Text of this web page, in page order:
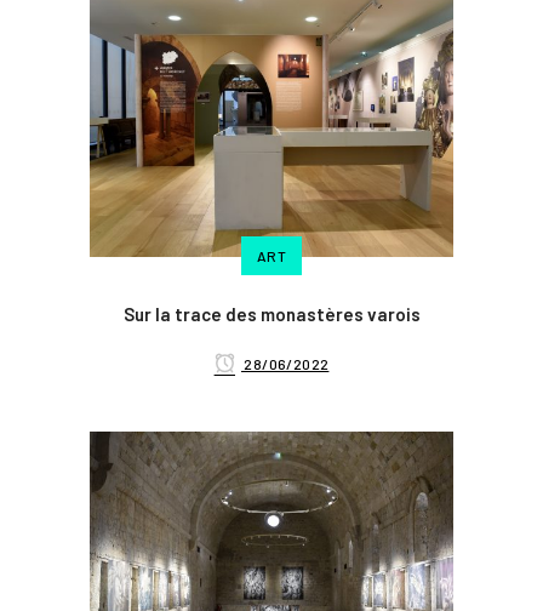
ART
Sur la trace des monastères varois
28/06/2022